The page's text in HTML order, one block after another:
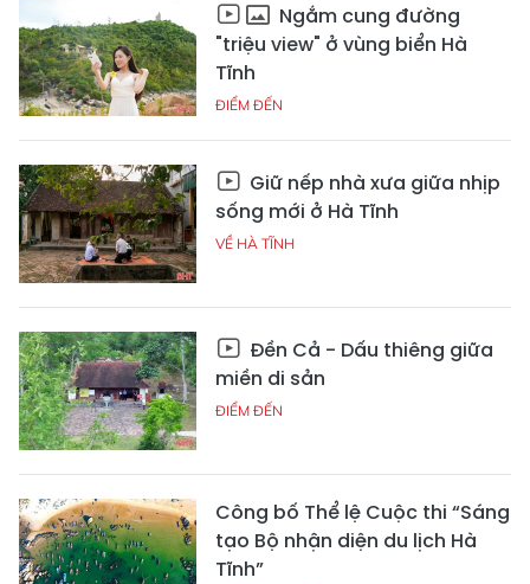
Ngắm cung đường
"triệu view" ở vùng biển Hà
Tĩnh
ĐIỂM ĐẾN
Giữ nếp nhà xưa giữa nhịp
sống mới ở Hà Tĩnh
VỀ HÀ TĨNH
Đền Cả - Dấu thiêng giữa
miền di sản
ĐIỂM ĐẾN
Công bố Thể lệ Cuộc thi “Sáng
tạo Bộ nhận diện du lịch Hà
Tĩnh”